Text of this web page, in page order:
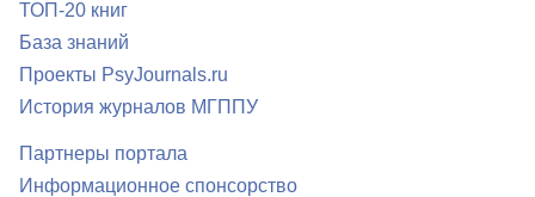
ТОП-20 книг
База знаний
Проекты PsyJournals.ru
История журналов МГППУ
Партнеры портала
Информационное спонсорство